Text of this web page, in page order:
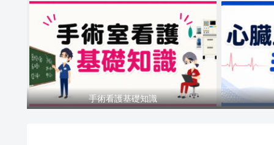
手術看護基礎知識